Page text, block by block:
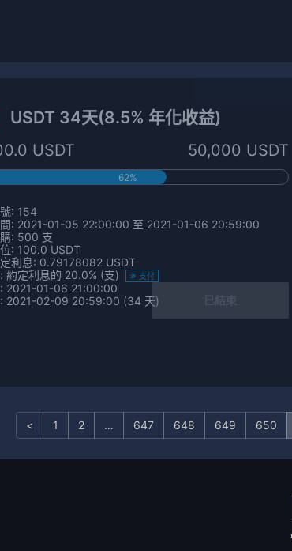
USDT 34天(8.5% 年化收益)
USDT 50,000 USDT
62%
: 154
: 2021-01-05 22:00:00 至 2021-01-06 20:59:00
: 500 支
: 100.0 USDT
利息: 0.79178082 USDT
約定利息的 20.0% (支)
支付
2021-01-06 21:00:00
: 2021-02-09 20:59:00 (34 天)
< 1 2 … 647 648 649 650